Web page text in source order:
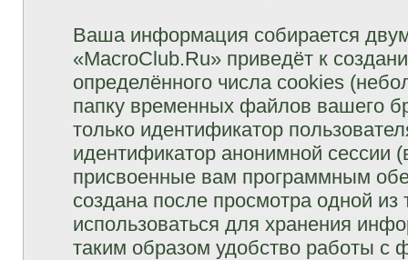
Ваша информация собирается
«MacroClub.Ru» приведёт к
определённого числа cookies
папку временных файлов вашего
только идентификатор
идентификатор анонимной сессии
присвоенные вам программным
создана после просмотра одной
использоваться для хранения
таким образом удобство работы с